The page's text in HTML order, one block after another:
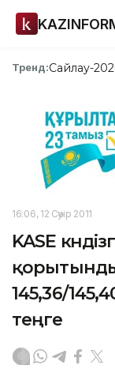
Тренд:Сайлау-
16:06, 12 Сәуір 2011
KASE
145,36/
теңге